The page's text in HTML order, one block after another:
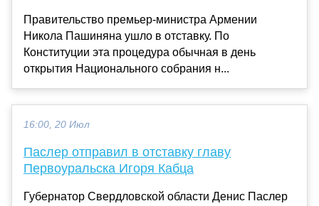
Правительство премьер-министра Армении
Никола Пашиняна ушло в отставку. По
Конституции эта процедура обычная в день
открытия Национального собрания н...
16:00, 20 Июл
Паслер отправил в отставку главу
Первоуральска Игоря Кабца
Губернатор Свердловской области Денис Паслер